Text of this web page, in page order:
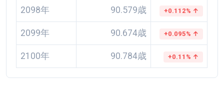
2098年 90.579歳 +0.112% ↑
2099年 90.674歳 +0.095% ↑
2100年 90.784歳 +0.11% ↑